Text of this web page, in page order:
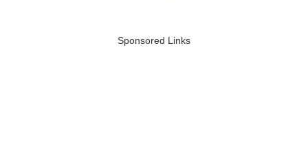
Sponsored Links